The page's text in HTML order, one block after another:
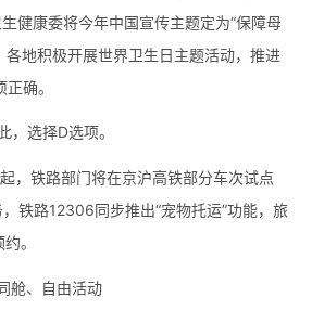
健康委将今年中国宣传主题定为“保障母
各地积极开展世界卫生日主题活动，推进
确。
，选择D选项。
，铁路部门将在京沪高铁部分车次试点
铁路12306同步推出“宠物托运”功能，旅
。
舱、自由活动